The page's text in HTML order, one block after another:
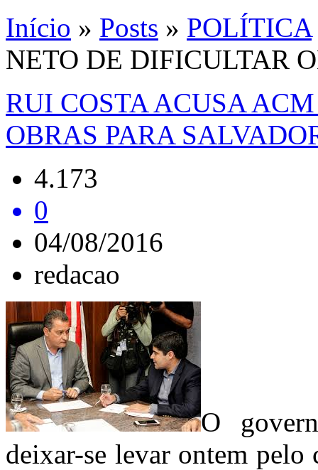
Início » Posts » POLÍTICA
NETO DE DIFICULTAR
RUI COSTA ACUSA
OBRAS PARA
4.173
0
04/08/2016
redacao
O
deixar-se levar ontem